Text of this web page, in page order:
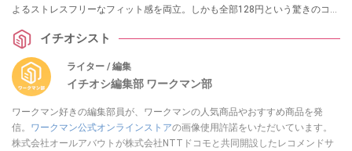
よるストレスフリーなフィット感を両立。しかも全部128円という驚きのコス
ご紹介します。
イチオシスト
ライター / 編集
イチオシ編集部 ワークマン部
ワークマン好きの編集部員が、ワークマンの人気商品やおすすめ商品を発
信。 ワークマン公式オンラインストアの画像使用許諾をいただいています。
株式会社オールアバウトが株式会社NTTドコモと共同開設したレコメンドサ